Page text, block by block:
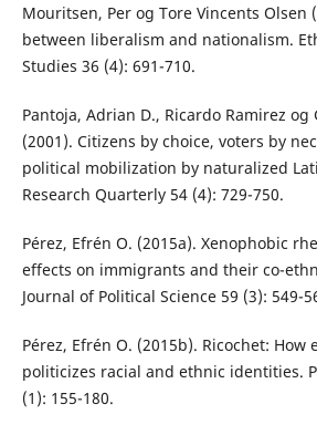
Mouritsen, Per og Tore Vincents Olsen
between liberalism and nationalism.
Studies 36 (4): 691-710.
Pantoja, Adrian D., Ricardo Ramirez og
(2001). Citizens by choice, voters by
political mobilization by naturalized
Research Quarterly 54 (4): 729-750.
Pérez, Efrén O. (2015a). Xenophobic
effects on immigrants and their co-
Journal of Political Science 59 (3): 549-
Pérez, Efrén O. (2015b). Ricochet: How
politicizes racial and ethnic identities.
(1): 155-180.